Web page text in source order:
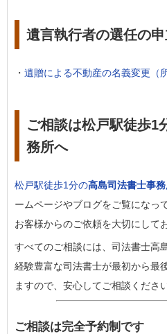
遺言執行者の選任の
・ 遺贈による不動産の名義変更（
ご相談は松戸駅徒歩1
務所へ
松戸駅徒歩1分の高島司法書士事
ームページやブログをご覧になっ
お客様からのご依頼を大切にして
すべてのご相談には、司法書士高
経験豊富な司法書士が最初から最
ますので、安心してご相談ください
ご相談は完全予約制です